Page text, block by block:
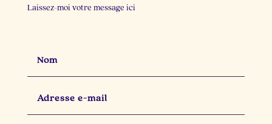
Laissez-moi votre message ici